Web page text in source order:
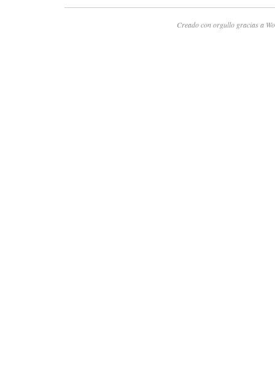
Creado con orgullo gracias a